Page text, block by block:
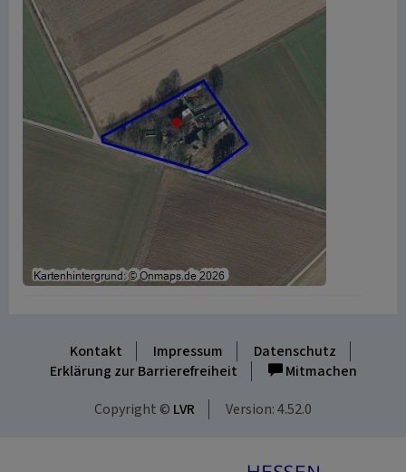
Kontakt Impressum
Datenschutz
Erklärung zur Barrierefreiheit
Mitmachen
Copyright © LVR Version: 4.52.0